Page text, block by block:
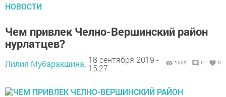
НОВОСТИ
Чем привлек Челно-Вершинский район
нурлатцев?
Лилия Мубаракшина, 18 сентября 2019 -
15:27
1559 0 0